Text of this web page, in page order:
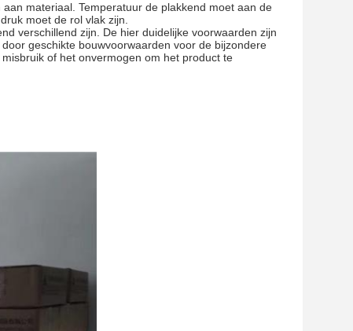
materiaal. Temperatuur de plakkend moet aan de
moet de rol vlak zijn.
verschillend zijn. De hier duidelijke voorwaarden zijn
geschikte bouwvoorwaarden voor de bijzondere
of het onvermogen om het product te